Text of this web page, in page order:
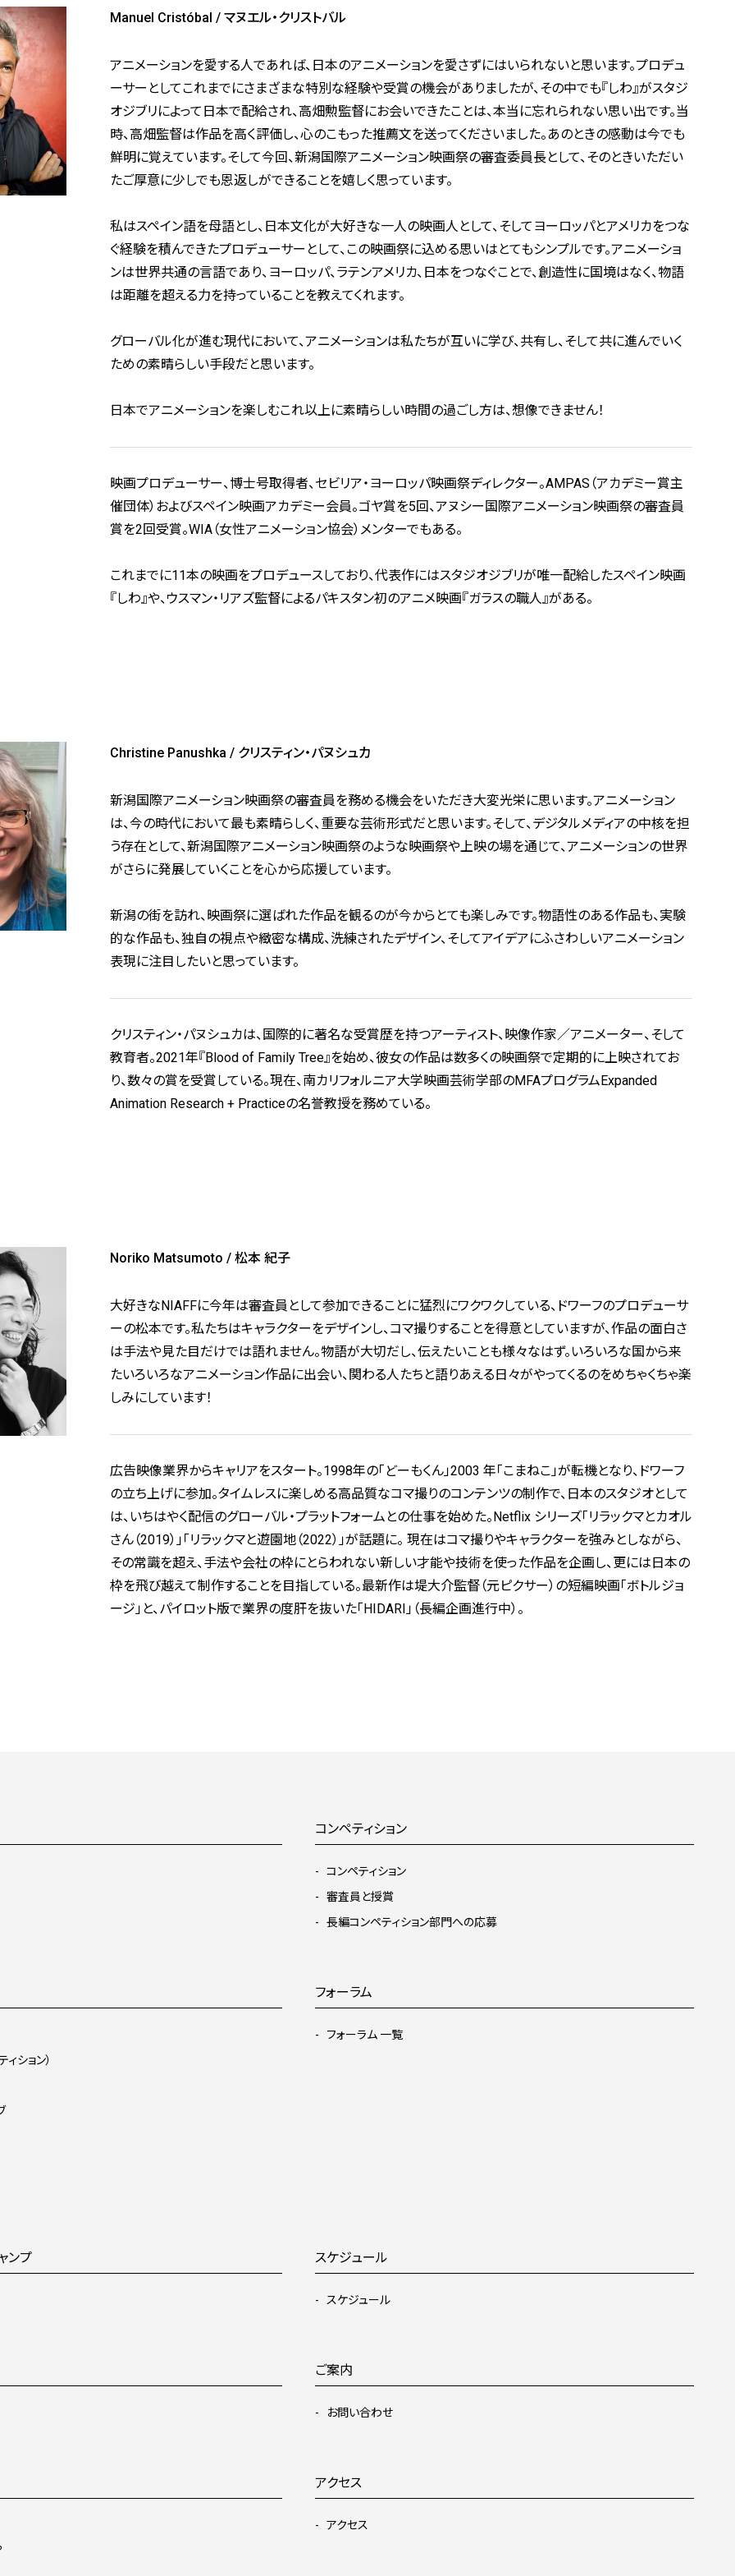
Manuel Cristóbal / マヌエル・クリストバル
アニメーションを愛する人であれば、日本のアニメーションを愛さずにはいられないと思います。プロデュ
ーサーとしてこれまでにさまざまな特別な経験や受賞の機会がありましたが、その中でも『しわ』がスタジ
オジブリによって日本で配給され、高畑勲監督にお会いできたことは、本当に忘れられない思い出です。当
時、高畑監督は作品を高く評価し、心のこもった推薦文を送ってくださいました。あのときの感動は今でも
鮮明に覚えています。そして今回、新潟国際アニメーション映画祭の審査委員長として、そのときいただい
たご厚意に少しでも恩返しができることを嬉しく思っています。
私はスペイン語を母語とし、日本文化が大好きな一人の映画人として、そしてヨーロッパとアメリカをつな
ぐ経験を積んできたプロデューサーとして、この映画祭に込める思いはとてもシンプルです。アニメーショ
ンは世界共通の言語であり、ヨーロッパ、ラテンアメリカ、日本をつなぐことで、創造性に国境はなく、物語
は距離を超える力を持っていることを教えてくれます。
グローバル化が進む現代において、アニメーションは私たちが互いに学び、共有し、そして共に進んでいく
ための素晴らしい手段だと思います。
日本でアニメーションを楽しむ――これ以上に素晴らしい時間の過ごし方は、想像できません！
映画プロデューサー、博士号取得者、セビリア・ヨーロッパ映画祭ディレクター。AMPAS（アカデミー賞主
催団体）およびスペイン映画アカデミー会員。ゴヤ賞を5回、アヌシー国際アニメーション映画祭の審査員
賞を2回受賞。WIA（女性アニメーション協会）メンターでもある。
これまでに11本の映画をプロデュースしており、代表作にはスタジオジブリが唯一配給したスペイン映画
『しわ』や、ウスマン・リアズ監督によるパキスタン初のアニメ映画『ガラスの職人』がある。
Christine Panushka / クリスティン・パヌシュカ
新潟国際アニメーション映画祭の審査員を務める機会をいただき大変光栄に思います。アニメーション
は、今の時代において最も素晴らしく、重要な芸術形式だと思います。そして、デジタルメディアの中核を担
う存在として、新潟国際アニメーション映画祭のような映画祭や上映の場を通じて、アニメーションの世界
がさらに発展していくことを心から応援しています。
新潟の街を訪れ、映画祭に選ばれた作品を観るのが今からとても楽しみです。物語性のある作品も、実験
的な作品も、独自の視点や緻密な構成、洗練されたデザイン、そしてアイデアにふさわしいアニメーション
表現に注目したいと思っています。
クリスティン・パヌシュカは、国際的に著名な受賞歴を持つアーティスト、映像作家／アニメーター、そして
教育者。2021年『Blood of Family Tree』を始め、彼女の作品は数多くの映画祭で定期的に上映されてお
り、数々の賞を受賞している。現在、南カリフォルニア大学映画芸術学部のMFAプログラムExpanded
Animation Research + Practiceの名誉教授を務めている。
Noriko Matsumoto / 松本 紀子
大好きなNIAFFに今年は審査員として参加できることに猛烈にワクワクしている、ドワーフのプロデューサ
ーの松本です。私たちはキャラクターをデザインし、コマ撮りすることを得意としていますが、作品の面白さ
は手法や見た目だけでは語れません。物語が大切だし、伝えたいことも様々なはず。いろいろな国から来
たいろいろなアニメーション作品に出会い、関わる人たちと語りあえる日々がやってくるのをめちゃくちゃ楽
しみにしています！
広告映像業界からキャリアをスタート。1998年の「どーもくん」2003 年「こまねこ」が転機となり、ドワーフ
の立ち上げに参加。タイムレスに楽しめる高品質なコマ撮りのコンテンツの制作で、日本のスタジオとして
は、いちはやく配信のグローバル・プラットフォームとの仕事を始めた。Netflix シリーズ「リラックマとカオル
さん（2019）」「リラックマと遊園地（2022）」が話題に。 現在はコマ撮りやキャラクターを強みとしながら、
その常識を超え、手法や会社の枠にとらわれない新しい才能や技術を使った作品を企画し、更には日本の
枠を飛び越えて制作することを目指している。最新作は堤大介監督（元ピクサー）の短編映画「ボトルジョ
ージ」と、パイロット版で業界の度肝を抜いた「HIDARI」（長編企画進行中）。
コンペティション
コンペティション
審査員と授賞
長編コンペティション部門への応募
ション）
フォーラム
フォーラム 一覧
ンプ スケジュール
スケジュール
ご案内
お問い合わせ
アクセス
アクセス